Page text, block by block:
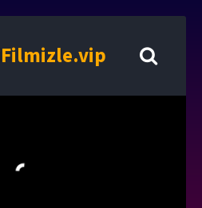
Filmizle.vip